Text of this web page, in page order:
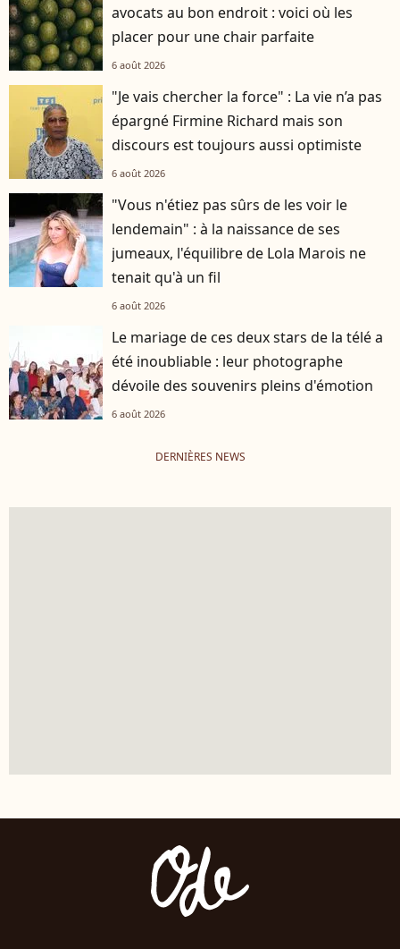
avocats au bon endroit : voici où les
placer pour une chair parfaite
6 août 2026
"Je vais chercher la force" : La vie n’a pas
épargné Firmine Richard mais son
discours est toujours aussi optimiste
6 août 2026
"Vous n'étiez pas sûrs de les voir le
lendemain" : à la naissance de ses
jumeaux, l'équilibre de Lola Marois ne
tenait qu'à un fil
6 août 2026
Le mariage de ces deux stars de la télé a
été inoubliable : leur photographe
dévoile des souvenirs pleins d'émotion
6 août 2026
DERNIÈRES NEWS